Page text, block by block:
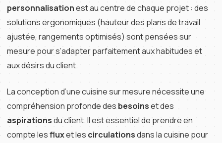
personnalisationest au centre de chaque projet : des
solutions ergonomiques (hauteur des plans de travail
ajustée, rangements optimisés) sont pensées sur
mesure pour s’adapter parfaitement aux habitudes et
aux désirs du client.
La conception d’une cuisine sur mesure nécessite une
compréhension profonde des besoinset des
aspirationsdu client. Il est essentiel de prendre en
compte lesfluxet les circulationsdans la cuisine pour